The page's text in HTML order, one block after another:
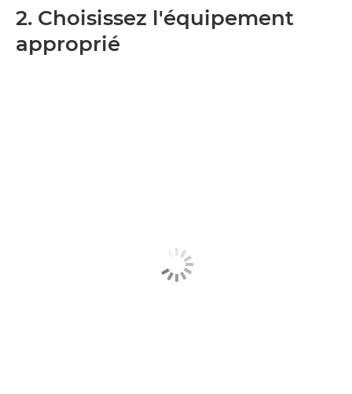
2. Choisissez l'équipement
approprié